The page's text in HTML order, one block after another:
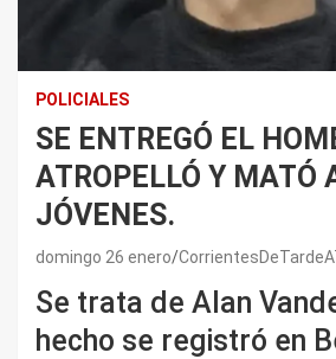
POLICIALES
SE ENTREGÓ EL
ATROPELLÓ Y MATÓ
JÓVENES.
domingo 26 enero
Se trata de Alan
hecho se registró en